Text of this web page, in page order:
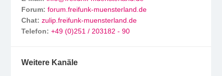
Forum: forum.freifunk-muensterland.de
Chat: zulip.freifunk-muensterland.de
Telefon: +49 (0)251 / 203182 - 90
Weitere Kanäle